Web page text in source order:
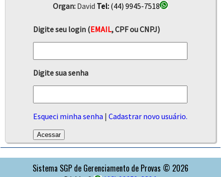
Organ: David Tel: (44) 9945-7518
Digite seu login (EMAIL, CPF ou CNPJ)
Digite sua senha
Esqueci minha senha |Cadastrar novo usuário.
Sistema SGP de Gerenciamento de Provas © 2026